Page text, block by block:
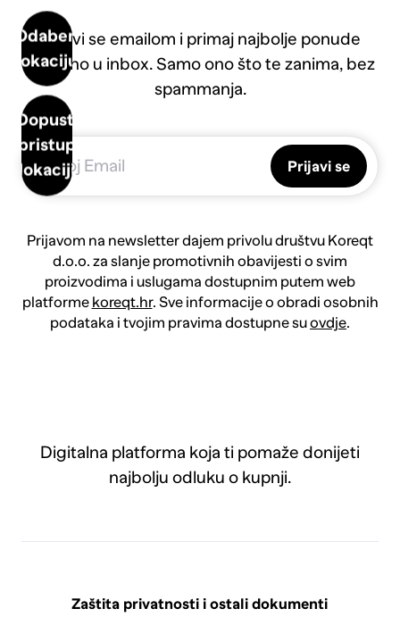
Odaberi
lokaciju
Dopusti
pristup
lokaciji
Prijavi se emailom i primaj najbolje ponude
direktno u inbox. Samo ono što te zanima, bez
spammanja.
Prijavi se
Prijavom na newsletter dajem privolu društvu Koreqt
d.o.o. za slanje promotivnih obavijesti o svim
proizvodima i uslugama dostupnim putem web
platforme koreqt.hr. Sve informacije o obradi osobnih
podataka i tvojim pravima dostupne suovdje.
Digitalna platforma koja ti pomaže donijeti
najbolju odluku o kupnji.
Zaštita privatnosti i ostali dokumenti